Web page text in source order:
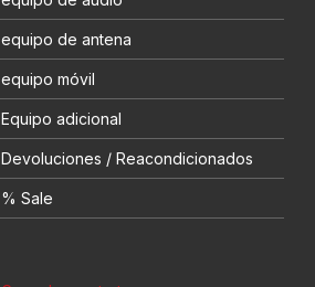
equipo de antena
equipo móvil
Equipo adicional
Devoluciones / Reacondicionados
% Sale